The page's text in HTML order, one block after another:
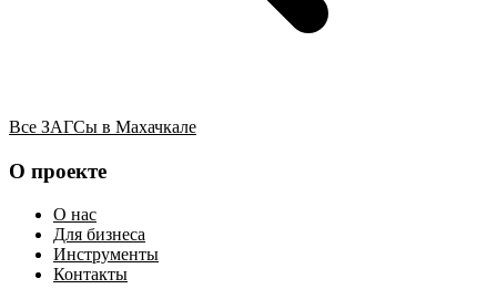
Все ЗАГСы в Махачкале
О проекте
О нас
Для бизнеса
Инструменты
Контакты